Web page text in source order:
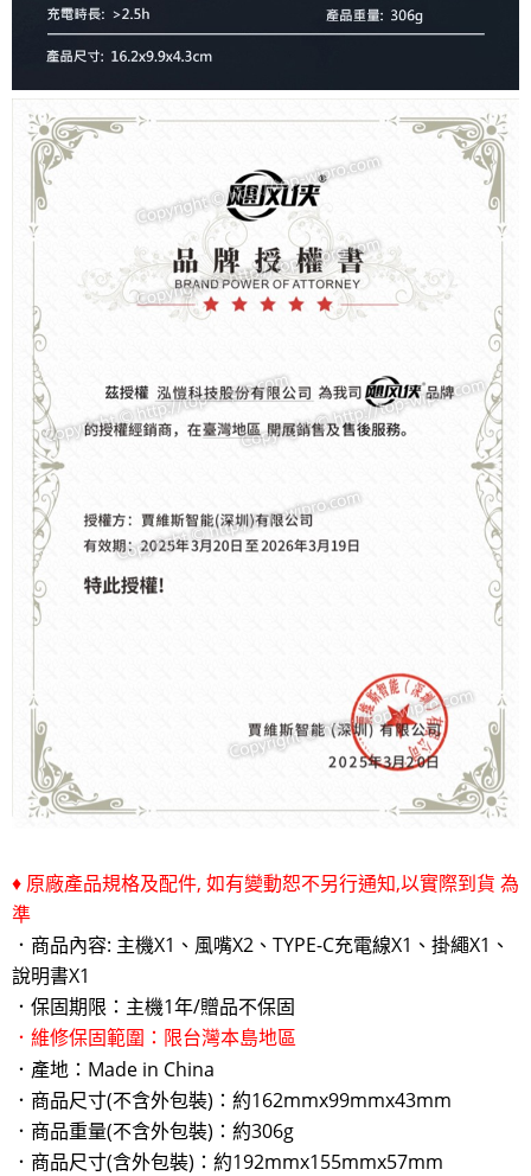
♦ 原廠產品規格及配件, 如有變動恕不另行通知,以實際到貨 為
準
．商品內容: 主機X1、風嘴X2、TYPE-C充電線X1、掛繩X1、
說明書X1
．保固期限：主機1年/贈品不保固
．維修保固範圍：限台灣本島地區
．產地：Made in China
．商品尺寸(不含外包裝)：約162mmx99mmx43mm
．商品重量(不含外包裝)：約306g
．商品尺寸(含外包裝)：約192mmx155mmx57mm